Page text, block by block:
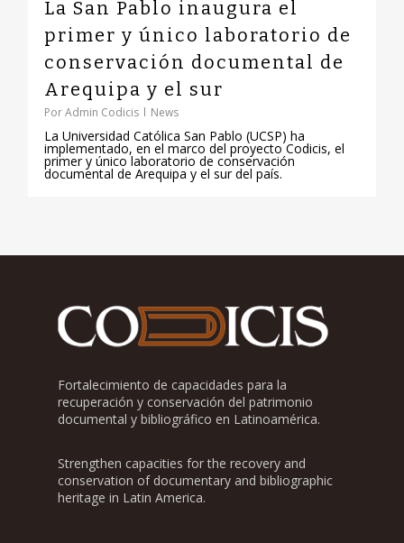
La San Pablo inaugura el
primer y único laboratorio de
conservación documental de
Arequipa y el sur
PorAdmin Codicis News
La Universidad Católica San Pablo (UCSP) ha
implementado, en el marco del proyecto Codicis, el
primer y único laboratorio de conservación
documental de Arequipa y el sur del país.
Fortalecimiento de capacidades para la
recuperación y conservación del patrimonio
documental y bibliográfico en Latinoamérica.
Strengthen capacities for the recovery and
conservation of documentary and bibliographic
heritage in Latin America.